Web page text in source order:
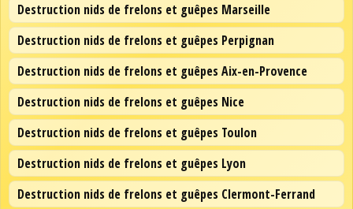
Destruction nids de frelons et guêpes Marseille
Destruction nids de frelons et guêpes Perpignan
Destruction nids de frelons et guêpes Aix-en-Provence
Destruction nids de frelons et guêpes Nice
Destruction nids de frelons et guêpes Toulon
Destruction nids de frelons et guêpes Lyon
Destruction nids de frelons et guêpes Clermont-Ferrand